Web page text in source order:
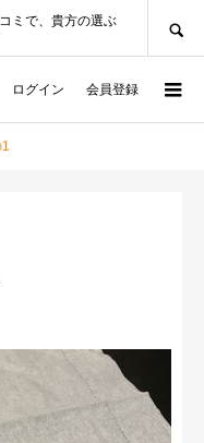
ミで、貴方の選ぶ
ログイン 会員登録